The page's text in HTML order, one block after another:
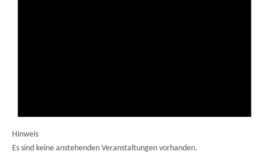
Hinweis
Es sind keine anstehenden Veranstaltungen vorhanden.